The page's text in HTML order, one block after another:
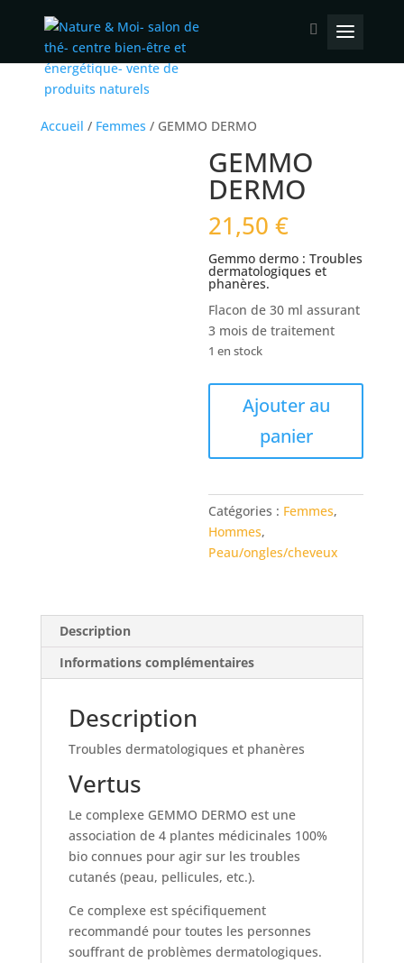
Accueil / Femmes / GEMMO DERMO
GEMMO
DERMO
21,50€
Gemmo dermo : Troubles
dermatologiques et
phanères.
Flacon de 30 ml assurant
3 mois de traitement
1 en stock
DERMO
Ajouter au
panier
Catégories : Femmes,
Hommes,
Peau/ongles/cheveux
Description
Informations complémentaires
Description
Troubles dermatologiques et phanères
Vertus
Le complexe GEMMO DERMO est une
association de 4 plantes médicinales 100%
bio connues pour agir sur les troubles
cutanés (peau, pellicules, etc.).
Ce complexe est spécifiquement
recommandé pour toutes les personnes
souffrant de problèmes dermatologiques.